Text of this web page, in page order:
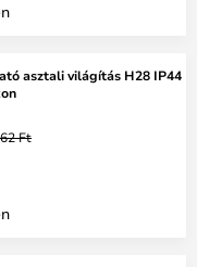
asztali világítás H28 IP44
Ft